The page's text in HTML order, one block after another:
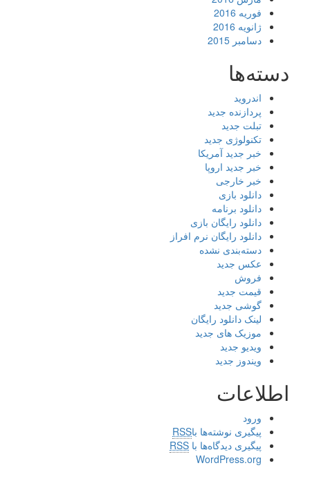
فوریه 2016
ژانویه 2016
دسامبر 2015
دسته‌ها
اندروید
پردازنده جدید
تبلت جدید
تکنولوژی جدید
خبر جدید آمریکا
خبر جدید اروپا
خبر خارجی
دانلود بازی
دانلود برنامه
دانلود رایگان بازی
دانلود رایگان نرم افراز
دسته‌بندی نشده
عکس جدید
فروش
قیمت جدید
گوشی جدید
لینک دانلود رایگان
موزیک های جدید
ویدیو جدید
ویندوز جدید
اطلاعات
ورود
پیگیری نوشته‌ها باRSS
پیگیری دیدگاه‌ها با RSS
WordPress.org